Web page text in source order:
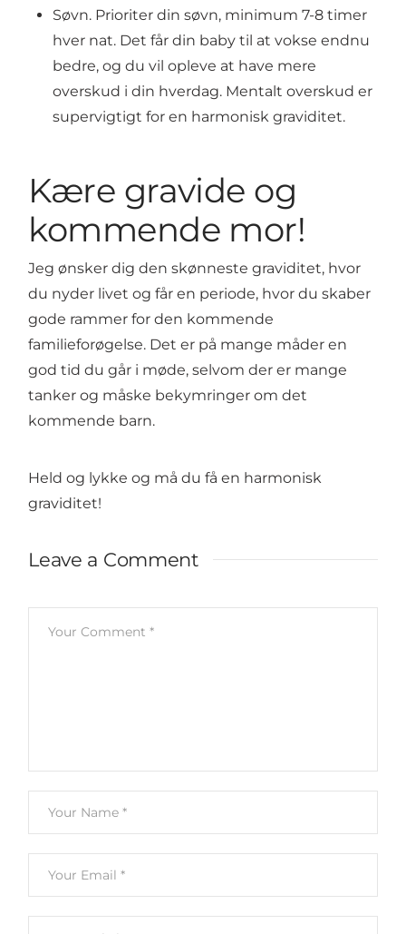
Søvn. Prioriter din søvn, minimum 7-8 timer
hver nat. Det får din baby til at vokse endnu
bedre, og du vil opleve at have mere
overskud i din hverdag. Mentalt overskud er
supervigtigt for en harmonisk graviditet.
Kære gravide og
kommende mor!
Jeg ønsker dig den skønneste graviditet, hvor
du nyder livet og får en periode, hvor du skaber
gode rammer for den kommende
familieforøgelse. Det er på mange måder en
god tid du går i møde, selvom der er mange
tanker og måske bekymringer om det
kommende barn.
Held og lykke og må du få en harmonisk
graviditet!
Leave a Comment